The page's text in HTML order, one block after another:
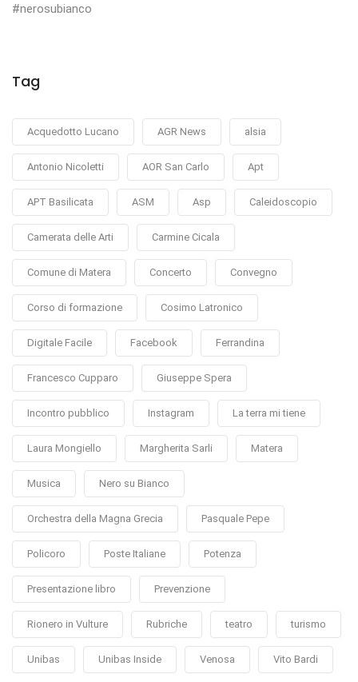
#nerosubianco
Tag
Acquedotto Lucano AGR News alsia
Antonio Nicoletti AOR San Carlo Apt
APT Basilicata ASM Asp Caleidoscopio
Camerata delle Arti Carmine Cicala
Comune di Matera Concerto Convegno
Corso di formazione Cosimo Latronico
Digitale Facile Facebook Ferrandina
Francesco Cupparo Giuseppe Spera
Incontro pubblico Instagram La terra mi tiene
Laura Mongiello Margherita Sarli Matera
Musica Nero su Bianco
Orchestra della Magna Grecia Pasquale Pepe
Policoro Poste Italiane Potenza
Presentazione libro Prevenzione
Rionero in Vulture Rubriche teatro turismo
Unibas Unibas Inside Venosa Vito Bardi